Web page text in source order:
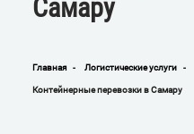
Самару
Строка
Главная Логистические услуги
Контейнерные перевозки в Самару